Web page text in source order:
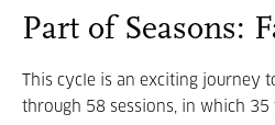
Part of Seasons:
This cycle is an exciting journey
through 58 sessions, in which